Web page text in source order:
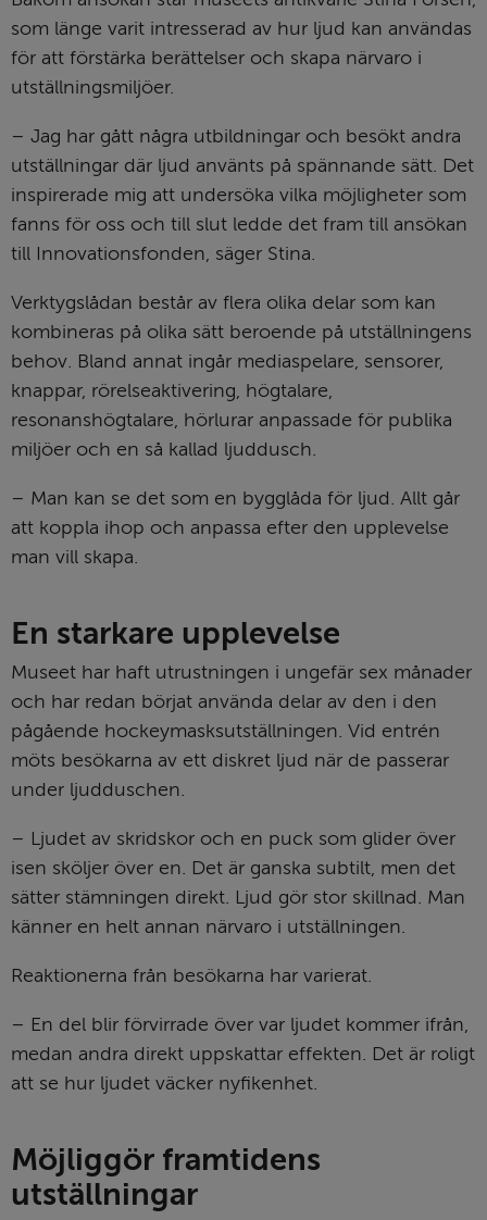
som länge varit intresserad av hur ljud kan användas
för att förstärka berättelser och skapa närvaro i
utställningsmiljöer.
– Jag har gått några utbildningar och besökt andra
utställningar där ljud använts på spännande sätt. Det
inspirerade mig att undersöka vilka möjligheter som
fanns för oss och till slut ledde det fram till ansökan
till Innovationsfonden, säger Stina.
Verktygslådan består av flera olika delar som kan
kombineras på olika sätt beroende på utställningens
behov. Bland annat ingår mediaspelare, sensorer,
knappar, rörelseaktivering, högtalare,
resonanshögtalare, hörlurar anpassade för publika
miljöer och en så kallad ljuddusch.
– Man kan se det som en bygglåda för ljud. Allt går
att koppla ihop och anpassa efter den upplevelse
man vill skapa.
En starkare upplevelse
Museet har haft utrustningen i ungefär sex månader
och har redan börjat använda delar av den i den
pågående hockeymasksutställningen. Vid entrén
möts besökarna av ett diskret ljud när de passerar
under ljudduschen.
– Ljudet av skridskor och en puck som glider över
isen sköljer över en. Det är ganska subtilt, men det
sätter stämningen direkt. Ljud gör stor skillnad. Man
känner en helt annan närvaro i utställningen.
Reaktionerna från besökarna har varierat.
– En del blir förvirrade över var ljudet kommer ifrån,
medan andra direkt uppskattar effekten. Det är roligt
att se hur ljudet väcker nyfikenhet.
Möjliggör framtidens
utställningar